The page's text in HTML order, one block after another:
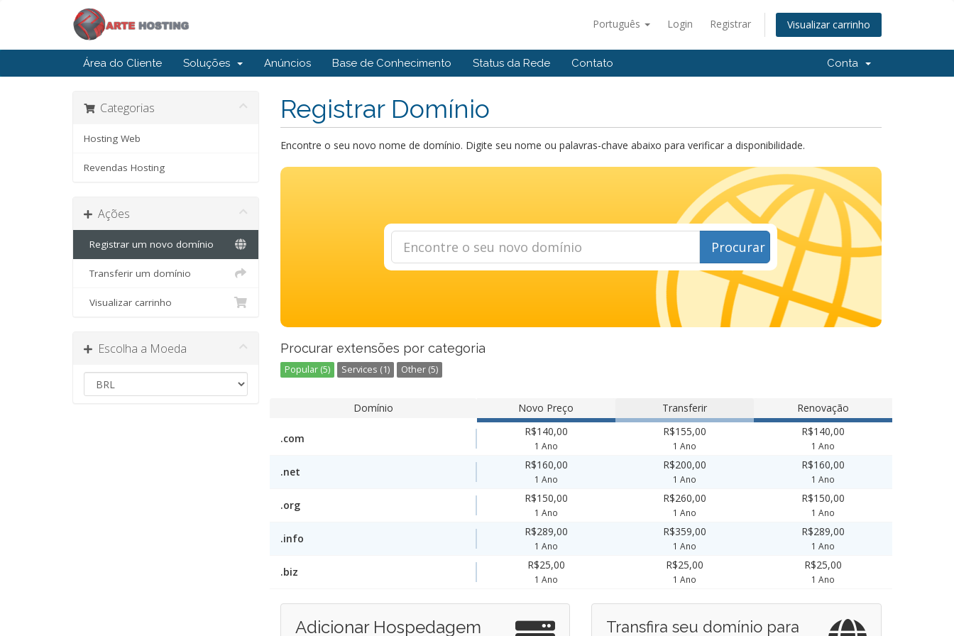
Português Login Registrar Visualizar carrinho
Área do Cliente Soluções Anúncios Base de Conhecimento Status da Rede Contato Conta
Categorias
Hosting Web
Revendas Hosting
Ações
Registrar um novo domínio
Transferir um domínio
Visualizar carrinho
Escolha a Moeda
Registrar Domínio
Encontre o seu novo nome de domínio. Digite seu nome ou palavras-chave abaixo para verificar a disponibilidade.
Procurar
Procurar extensões por categoria
Popular (5) Services (1) Other (5)
Domínio Novo Preço Transferir Renovação
.com
R$140,00
1 Ano
R$155,00
1 Ano
R$140,00
1 Ano
.net
R$160,00
1 Ano
R$200,00
1 Ano
R$160,00
1 Ano
.org
R$150,00
1 Ano
R$260,00
1 Ano
R$150,00
1 Ano
.info
R$289,00
1 Ano
R$359,00
1 Ano
R$289,00
1 Ano
.biz
R$25,00
1 Ano
R$25,00
1 Ano
R$25,00
1 Ano
Adicionar Hospedagem
Transfira seu domínio para